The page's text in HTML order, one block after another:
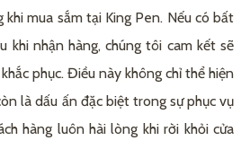
khi mua sắm tại King Pen. Nếu có bất
khi nhận hàng, chúng tôi cam kết sẽ
phục. Điều này không chỉ thể hiện
là dấu ấn đặc biệt trong sự phục vụ
hàng luôn hài lòng khi rời khỏi cửa